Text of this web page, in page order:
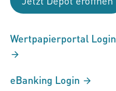
Wertpapierportal Login
eBanking Login